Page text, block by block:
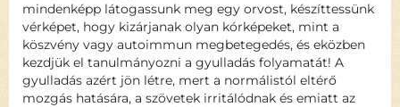
mindenképp látogassunk meg egy orvost, készíttessünk
vérképet, hogy kizárjanak olyan kórképeket, mint a
köszvény vagy autoimmun megbetegedés, és eközben
kezdjük el tanulmányozni a gyulladás folyamatát! A
gyulladás azért jön létre, mert a normálistól eltérő
mozgás hatására, a szövetek irritálódnak és emiatt az